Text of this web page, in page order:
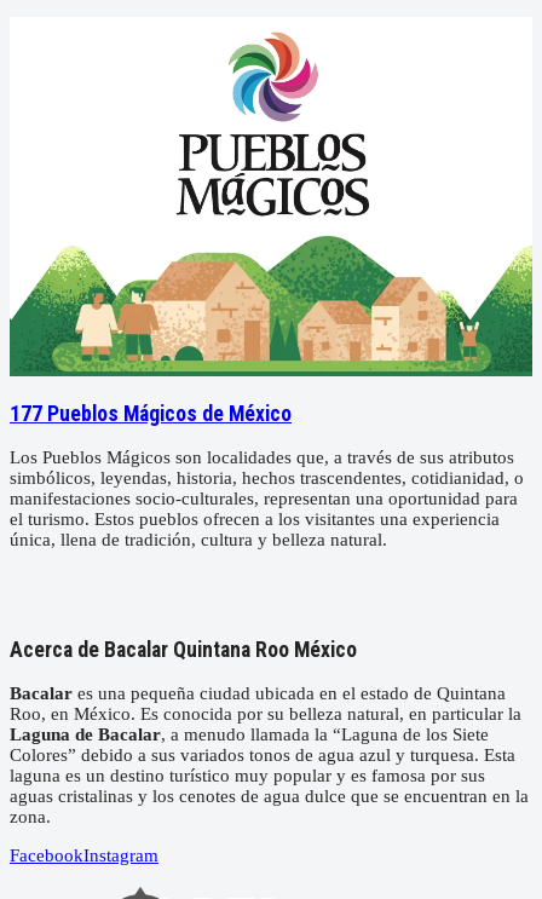
177 Pueblos Mágicos de México
Los Pueblos Mágicos son localidades que, a través de sus atributos
simbólicos, leyendas, historia, hechos trascendentes, cotidianidad, o
manifestaciones socio-culturales, representan una oportunidad para
el turismo. Estos pueblos ofrecen a los visitantes una experiencia
única, llena de tradición, cultura y belleza natural.
Acerca de Bacalar Quintana Roo México
Bacalar es una pequeña ciudad ubicada en el estado de Quintana
Roo, en México. Es conocida por su belleza natural, en particular la
Laguna de Bacalar, a menudo llamada la “Laguna de los Siete
Colores” debido a sus variados tonos de agua azul y turquesa. Esta
laguna es un destino turístico muy popular y es famosa por sus
aguas cristalinas y los cenotes de agua dulce que se encuentran en la
zona.
FacebookInstagram